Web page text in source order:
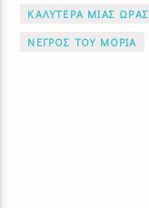
ΚΑΛΥΤΕΡΑ ΜΙΑΣ ΩΡΑΣ
ΝΕΓΡΟΣ ΤΟΥ ΜΟΡΙΑ